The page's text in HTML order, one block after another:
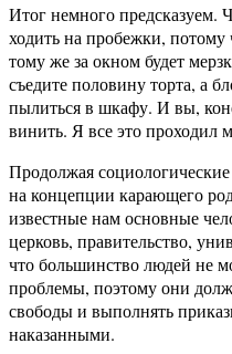
Итог немного предсказуем.
ходить на пробежки, потому
тому же за окном будет
съедите половину торта, а
пылиться в шкафу. И вы,
винить. Я все это проходил
Продолжая
на концепции карающего
известные нам основные
церковь, правительство,
что большинство людей не
проблемы, поэтому они
свободы и выполнять
наказанными.